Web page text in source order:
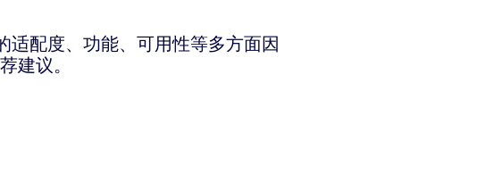
Canvas
配度、功能、可用性等多方面因
建议。